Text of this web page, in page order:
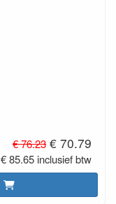
€ 76.23 € 70.79
€ 85.65 inclusief btw